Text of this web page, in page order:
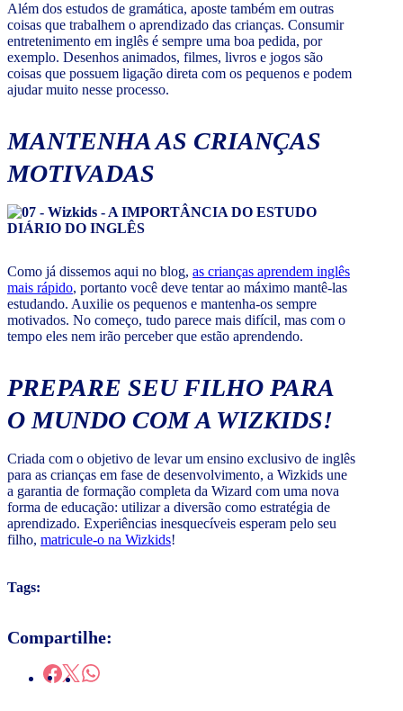
Além dos estudos de gramática, aposte também em outras
coisas que trabalhem o aprendizado das crianças. Consumir
entretenimento em inglês é sempre uma boa pedida, por
exemplo. Desenhos animados, filmes, livros e jogos são
coisas que possuem ligação direta com os pequenos e podem
ajudar muito nesse processo.
MANTENHA AS CRIANÇAS
MOTIVADAS
Como já dissemos aqui no blog, as crianças aprendem inglês
mais rápido, portanto você deve tentar ao máximo mantê-las
estudando. Auxilie os pequenos e mantenha-os sempre
motivados. No começo, tudo parece mais difícil, mas com o
tempo eles nem irão perceber que estão aprendendo.
PREPARE SEU FILHO PARA
O MUNDO COM A WIZKIDS!
Criada com o objetivo de levar um ensino exclusivo de inglês
para as crianças em fase de desenvolvimento, a Wizkids une
a garantia de formação completa da Wizard com uma nova
forma de educação: utilizar a diversão como estratégia de
aprendizado. Experiências inesquecíveis esperam pelo seu
filho, matricule-o na Wizkids!
Tags:
Compartilhe: